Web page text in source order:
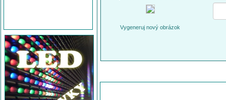
Vygeneruj nový obrázok